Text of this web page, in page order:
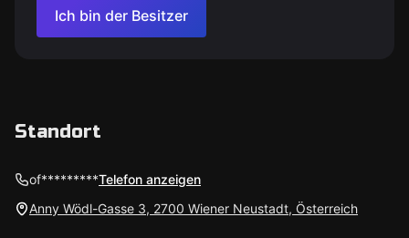
Ich bin der Besitzer
Standort
of*********Telefon anzeigen
Anny Wödl-Gasse 3, 2700 Wiener Neustadt, Österreich